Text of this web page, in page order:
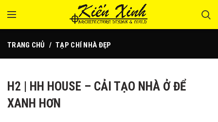
TRANG CHỦ TẠP CHÍ NHÀ ĐẸP
H2 | HH HOUSE – CẢI TẠO NHÀ Ở ĐỂ
XANH HƠN